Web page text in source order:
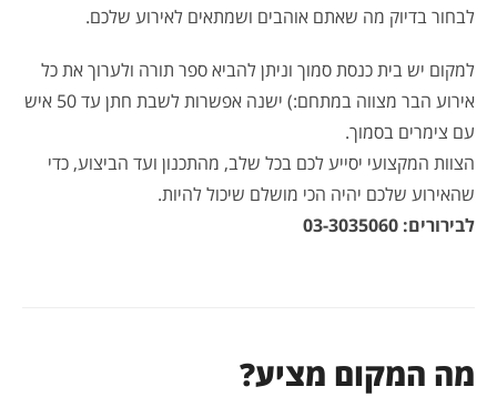
לבחור בדיוק מה שאתם אוהבים ושמתאים לאירוע שלכם.
למקום יש בית כנסת סמוך וניתן להביא ספר תורה ולערוך את כל
אירוע הבר מצווה במתחם:) ישנה אפשרות לשבת חתן עד 50 איש
עם צימרים בסמוך.
הצוות המקצועי יסייע לכם בכל שלב, מהתכנון ועד הביצוע, כדי
שהאירוע שלכם יהיה הכי מושלם שיכול להיות.
לבירורים: 03-3035060
מה המקום מציע?